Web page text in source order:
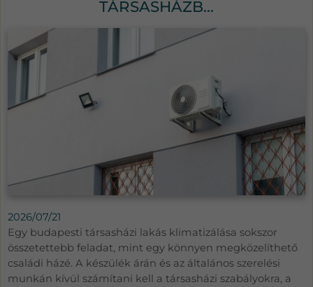
TÁRSASHÁZB...
2026/07/21
Egy budapesti társasházi lakás klimatizálása sokszor
összetettebb feladat, mint egy könnyen megközelíthető
családi házé. A készülék árán és az általános szerelési
munkán kívül számítani kell a társasházi szabályokra, a